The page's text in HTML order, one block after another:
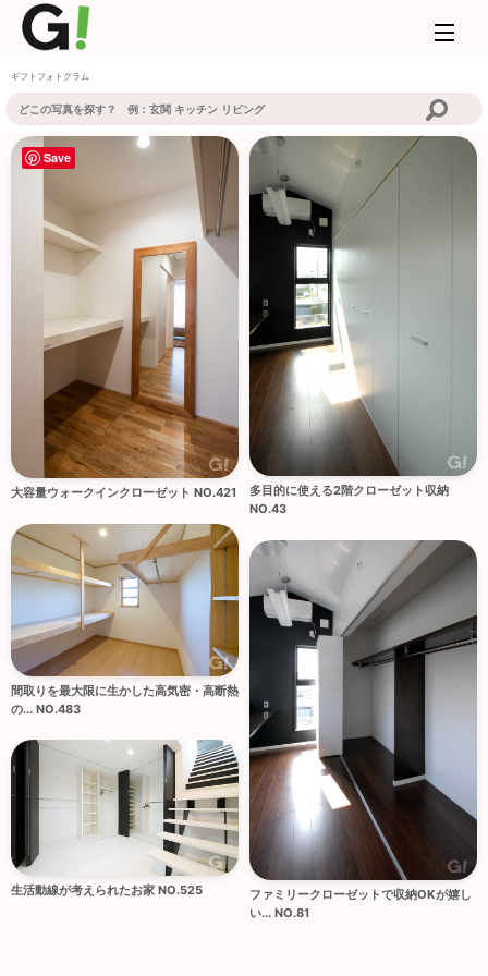
ギフトフォトグラム
大容量ウォークインクローゼット NO.421
多目的に使える2階クローゼット収納
NO.43
間取りを最大限に生かした高気密・高断熱
の... NO.483
ファミリークローゼットで収納OKが嬉し
い... NO.81
生活動線が考えられたお家 NO.525
Save